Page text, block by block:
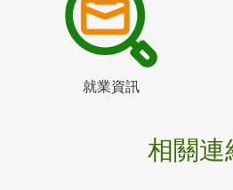
就業資訊
相關連